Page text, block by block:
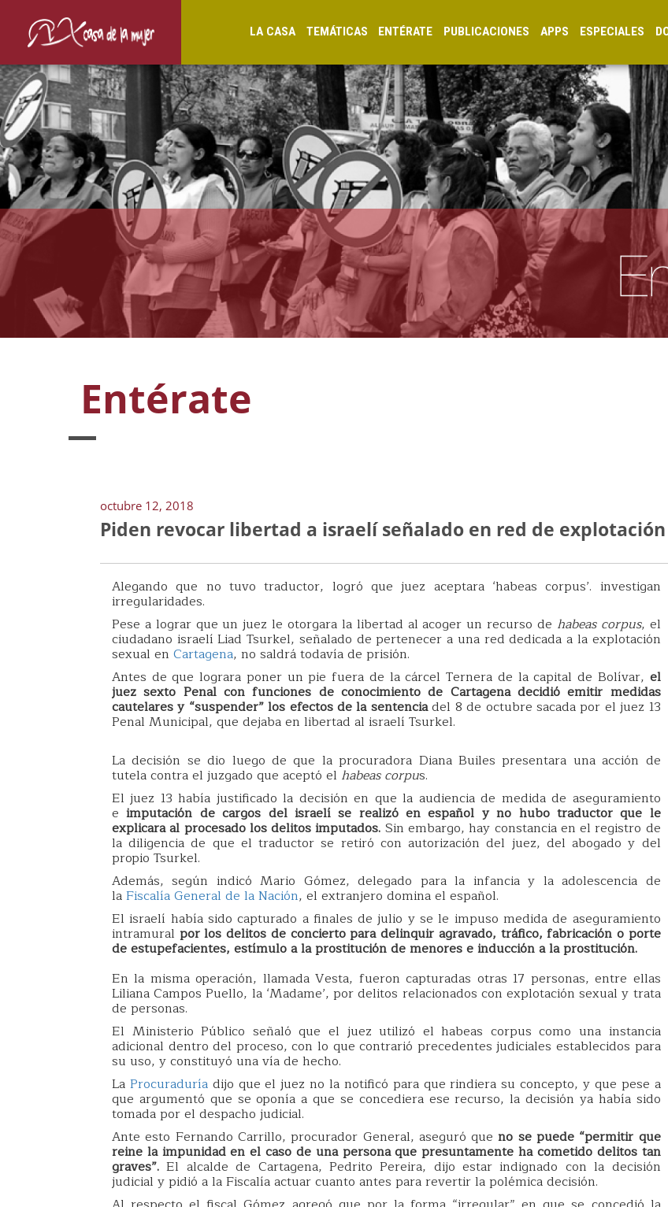
LA CASA TEMÁTICAS ENTÉRATE PUBLICACIONES APPS ESPECIALES
Entérate
octubre 12, 2018
Piden revocar libertad a israelí señalado en red de
Alegando que no tuvo traductor, logró que juez aceptara ‘habeas corpus’. investigan
irregularidades.
Pese a lograr que un juez le otorgara la libertad al acoger un recurso de habeas corpus, el
ciudadano israelí Liad Tsurkel, señalado de pertenecer a una red dedicada a la explotación
sexual en Cartagena, no saldrá todavía de prisión.
Antes de que lograra poner un pie fuera de la cárcel Ternera de la capital de Bolívar, el
juez sexto Penal con funciones de conocimiento de Cartagena decidió emitir medidas
cautelares y “suspender” los efectos de la sentenciadel 8 de octubre sacada por el juez 13
Penal Municipal, que dejaba en libertad al israelí Tsurkel.
La decisión se dio luego de que la procuradora Diana Builes presentara una acción de
tutela contra el juzgado que aceptó el habeas corpus.
El juez 13 había justificado la decisión en que la audiencia de medida de aseguramiento
eimputación de cargos del israelí se realizó en español y no hubo traductor que le
explicara al procesado los delitos imputados. Sin embargo, hay constancia en el registro de
la diligencia de que el traductor se retiró con autorización del juez, del abogado y del
propio Tsurkel.
Además, según indicó Mario Gómez, delegado para la infancia y la adolescencia de
laFiscalía General de la Nación, el extranjero domina el español.
El israelí había sido capturado a finales de julio y se le impuso medida de aseguramiento
intramural por los delitos de concierto para delinquir agravado, tráfico, fabricación o porte
de estupefacientes, estímulo a la prostitución de menores e inducción a la prostitución.
En la misma operación, llamada Vesta, fueron capturadas otras 17 personas, entre ellas
Liliana Campos Puello, la ‘Madame’, por delitos relacionados con explotación sexual y trata
de personas.
El Ministerio Público señaló que el juez utilizó el habeas corpus como una instancia
adicional dentro del proceso, con lo que contrarió precedentes judiciales establecidos para
su uso, y constituyó una vía de hecho.
La Procuraduríadijo que el juez no la notificó para que rindiera su concepto, y que pese a
que argumentó que se oponía a que se concediera ese recurso, la decisión ya había sido
tomada por el despacho judicial.
Ante esto Fernando Carrillo, procurador General, aseguró queno se puede “permitir que
reine la impunidad en el caso de una persona que presuntamente ha cometido delitos tan
graves”. El alcalde de Cartagena, Pedrito Pereira, dijo estar indignado con la decisión
judicial y pidió a la Fiscalía actuar cuanto antes para revertir la polémica decisión.